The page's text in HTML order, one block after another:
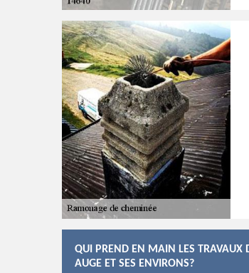
QUI PREND EN MAIN LES TRAVAUX
AUGE ET SES ENVIRONS?